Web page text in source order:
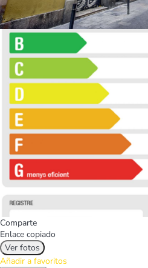
Comparte
Enlace copiado
Ver fotos
Añadir a favoritos